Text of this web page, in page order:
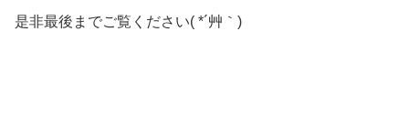
是非最後までご覧ください( *´艸｀)